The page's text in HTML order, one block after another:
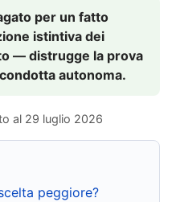
per un fatto
istintiva dei
— distrugge la prova
autonoma.
al 29 luglio 2026
peggiore?